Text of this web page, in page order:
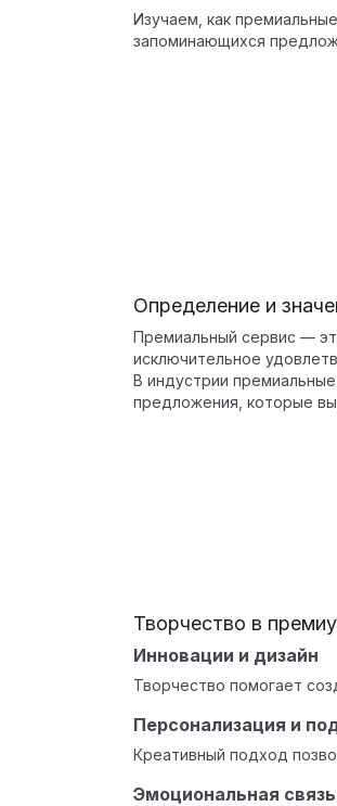
Изучаем, как
запоминающихся
Определение и
Премиальный сервис —
исключительное
В индустрии
предложения, которые
Творчество в
Инновации и дизайн
Творчество помогает
Персонализация и
Креативный подход
Эмоциональная связь